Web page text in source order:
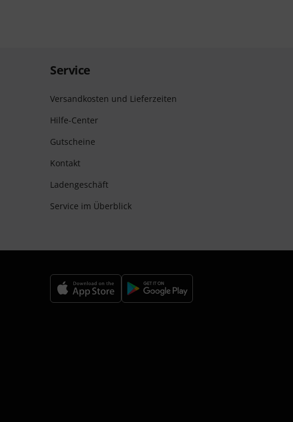
Service
Versandkosten und Lieferzeiten
Hilfe-Center
Gutscheine
Kontakt
Ladengeschäft
Service im Überblick